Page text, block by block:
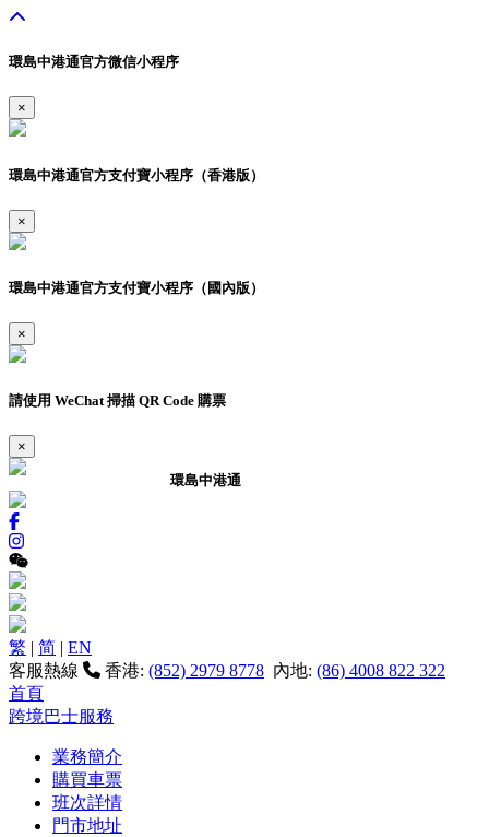
環島中港通官方微信小程序
×
環島中港通官方支付寶小程序（香港版）
×
環島中港通官方支付寶小程序（國內版）
×
請使用 WeChat 掃描 QR Code 購票
×
環島中港通
繁 | 简 | EN
客服熱線
香港: (852) 2979 8778 內地: (86) 4008 822 322
首頁
跨境巴士服務
業務簡介
購買車票
班次詳情
門市地址